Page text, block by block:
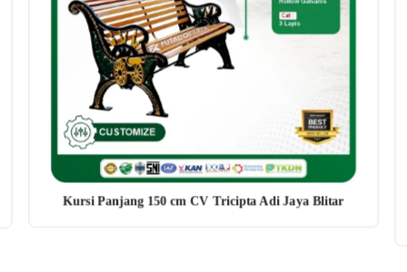
Kursi Panjang 150 cm CV Tricipta Adi Jaya Blitar